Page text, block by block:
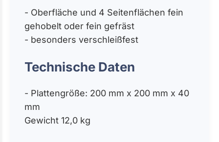
- Oberfläche und 4 Seitenflächen fein
gehobelt oder fein gefräst
- besonders verschleißfest
Technische Daten
- Plattengröße: 200 mm x 200 mm x 40
mm
Gewicht 12,0 kg